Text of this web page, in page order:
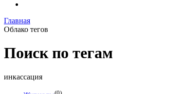
Главная
Облако тегов
Поиск по тегам
инкассация